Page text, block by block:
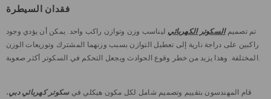
فقدان السيطرة
تم تصميمالسكوتر الكهربائي ليناسب وزن وتوازن راكب واحد. يمكن أن يؤدي وجود
راكبين على دراجة نارية إلى تعطيل التوازن بسبب وزنهما المشترك وتوزيعات الوزن
المختلفة. وهذا يزيد من خطر وقوع الحوادث ويجعل التحكم في السكوتر أكثر صعوبة.
قام المهندسون بتقييم وتصميم شامل لكل مكون هيكلي فيسكوتر كهربائي دبي،